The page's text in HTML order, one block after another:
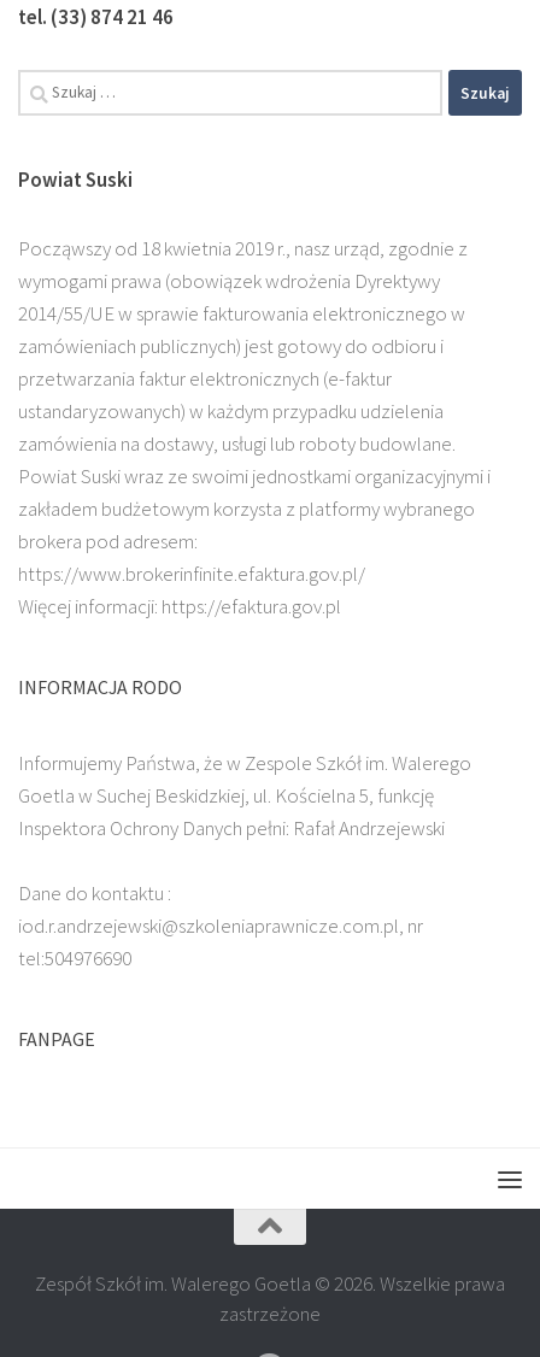
tel. (33) 874 21 46
Powiat Suski
Począwszy od 18 kwietnia 2019 r., nasz urząd, zgodnie z
wymogami prawa (obowiązek wdrożenia Dyrektywy
2014/55/UE w sprawie fakturowania elektronicznego w
zamówieniach publicznych) jest gotowy do odbioru i
przetwarzania faktur elektronicznych (e-faktur
ustandaryzowanych) w każdym przypadku udzielenia
zamówienia na dostawy, usługi lub roboty budowlane.
Powiat Suski wraz ze swoimi jednostkami organizacyjnymi i
zakładem budżetowym korzysta z platformy wybranego
brokera pod adresem:
https://www.brokerinfinite.efaktura.gov.pl/
Więcej informacji: https://efaktura.gov.pl
INFORMACJA RODO
Informujemy Państwa, że w Zespole Szkół im. Walerego
Goetla w Suchej Beskidzkiej, ul. Kościelna 5, funkcję
Inspektora Ochrony Danych pełni: Rafał Andrzejewski
Dane do kontaktu :
iod.r.andrzejewski@szkoleniaprawnicze.com.pl, nr
tel:504976690
FANPAGE
Zespół Szkół im. Walerego Goetla © 2026. Wszelkie prawa
zastrzeżone